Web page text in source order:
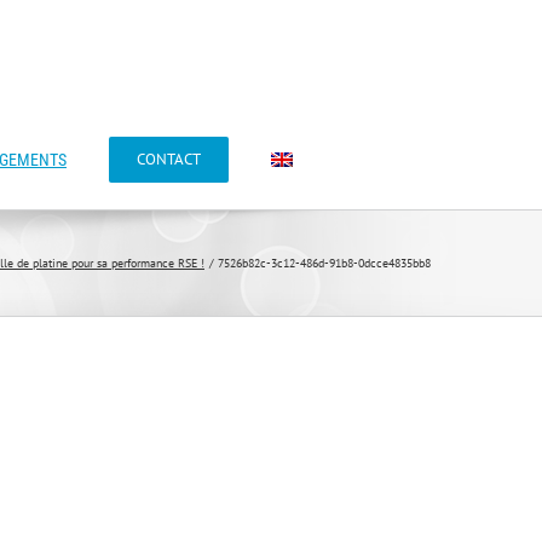
CONTACT
de platine pour sa performance RSE ! 7526b82c-3c12-486d-91b8-0dcce4835bb8